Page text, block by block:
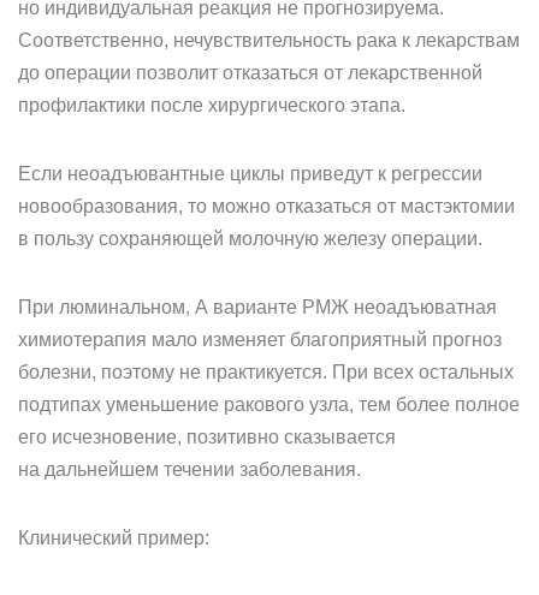
но индивидуальная реакция не прогнозируема.
Соответственно, нечувствительность рака к лекарствам
до операции позволит отказаться от лекарственной
профилактики после хирургического этапа.
Если неоадъювантные циклы приведут к регрессии
новообразования, то можно отказаться от мастэктомии
в пользу сохраняющей молочную железу операции.
При люминальном, А варианте РМЖ неоадъюватная
химиотерапия мало изменяет благоприятный прогноз
болезни, поэтому не практикуется. При всех остальных
подтипах уменьшение ракового узла, тем более полное
его исчезновение, позитивно сказывается
на дальнейшем течении заболевания.
Клинический пример: